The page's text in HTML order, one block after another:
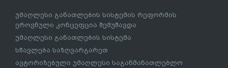
უმაღლესი განათლების სისტემის რეფორმის
ეროვნული კონცეფცია შემუშავდა
უმაღლესი განათლების სისტემა
სწავლება საზღვარგარეთ
ავტორიზებული უმაღლესი საგანმანათლებლო